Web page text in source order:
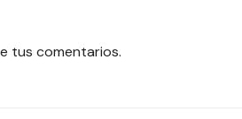
tus comentarios.